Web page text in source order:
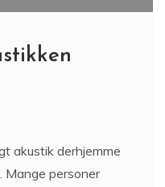
akustik derhjemme
personer